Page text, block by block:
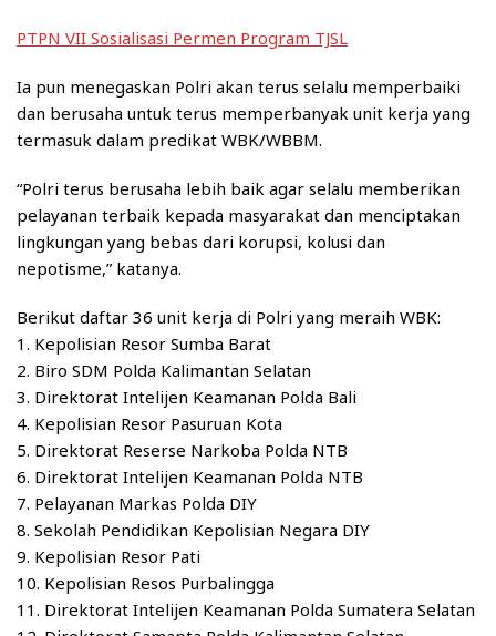
PTPN VII Sosialisasi Permen Program TJSL
Ia pun menegaskan Polri akan terus selalu memperbaiki
dan berusaha untuk terus memperbanyak unit kerja yang
termasuk dalam predikat WBK/WBBM.
“Polri terus berusaha lebih baik agar selalu memberikan
pelayanan terbaik kepada masyarakat dan menciptakan
lingkungan yang bebas dari korupsi, kolusi dan
nepotisme,” katanya.
Berikut daftar 36 unit kerja di Polri yang meraih WBK:
1. Kepolisian Resor Sumba Barat
2. Biro SDM Polda Kalimantan Selatan
3. Direktorat Intelijen Keamanan Polda Bali
4. Kepolisian Resor Pasuruan Kota
5. Direktorat Reserse Narkoba Polda NTB
6. Direktorat Intelijen Keamanan Polda NTB
7. Pelayanan Markas Polda DIY
8. Sekolah Pendidikan Kepolisian Negara DIY
9. Kepolisian Resor Pati
10. Kepolisian Resos Purbalingga
11. Direktorat Intelijen Keamanan Polda Sumatera Selatan